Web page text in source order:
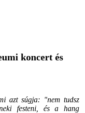
koncert és
azt súgja: "nem tudsz
festeni, és a hang